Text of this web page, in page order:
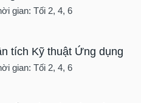
gian: Tối 2, 4, 6
tích Kỹ thuật Ứng dụng
gian: Tối 2, 4, 6